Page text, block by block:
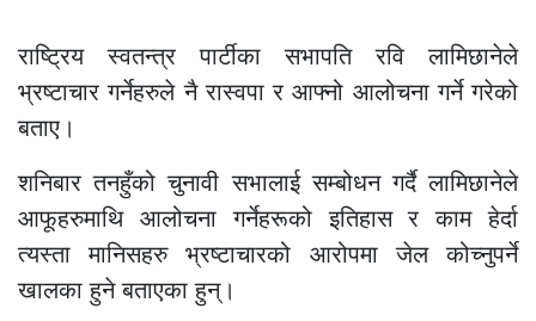
राष्ट्रिय स्वतन्त्र पार्टीका सभापति रवि लामिछानेले
भ्रष्टाचार गर्नेहरुले नै रास्वपा र आफ्नो आलोचना गर्ने गरेको
बताए।
शनिबार तनहुँको चुनावी सभालाई सम्बोधन गर्दै लामिछानेले
आफूहरुमाथि आलोचना गर्नेहरूको इतिहास र काम हेर्दा
त्यस्ता मानिसहरु भ्रष्टाचारको आरोपमा जेल कोच्नुपर्ने
खालका हुने बताएका हुन्।